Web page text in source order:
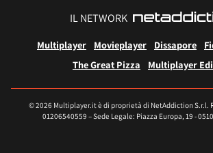
IL NETWORK
Multiplayer Movieplayer Dissapore
The Great Pizza
Multiplayer
© 2026 Multiplayer.it è di proprietà di NetAddiction S.r.l.
01206540559 – Sede Legale: Piazza Europa, 19 -